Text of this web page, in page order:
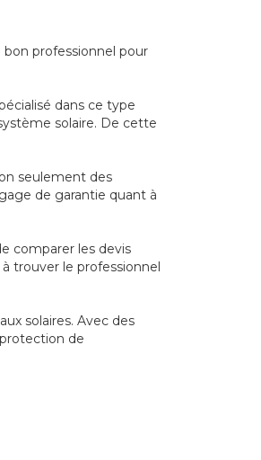
professionnel pour
dans ce type
solaire. De cette
seulement des
de garantie quant à
comparer les devis
trouver le professionnel
solaires. Avec des
de